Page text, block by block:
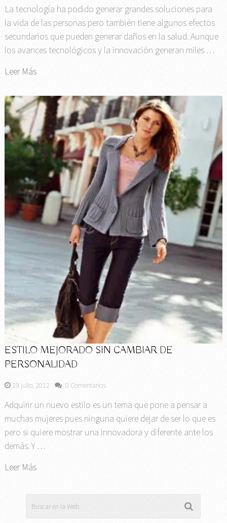
La tecnología ha podido generar grandes soluciones para
la vida de las personas pero también tiene algunos efectos
secundarios que pueden generar daños en la salud. Aunque
los avances tecnológicos y la innovación generan miles …
Leer Más
ESTILO MEJORADO SIN CAMBIAR DE
PERSONALIDAD
19 julio, 2012 0 Comentarios
Adquirir un nuevo estilo es un tema que pone a pensar a
muchas mujeres pues ninguna quiere dejar de ser lo que es
pero si quiere mostrar una innovadora y diferente ante los
demás. Y …
Leer Más